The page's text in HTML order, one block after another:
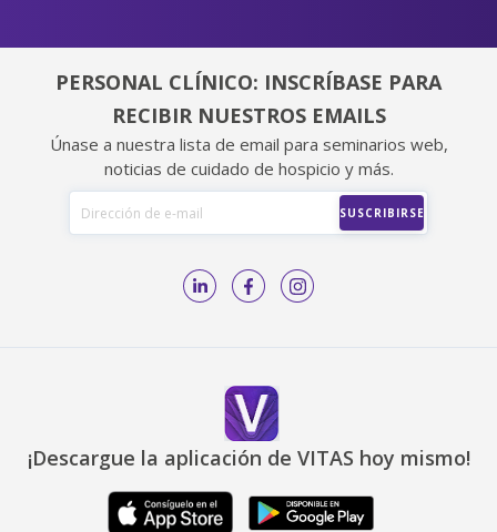
PERSONAL CLÍNICO: INSCRÍBASE PARA
RECIBIR NUESTROS EMAILS
Únase a nuestra lista de email para seminarios web,
noticias de cuidado de hospicio y más.
¡Descargue la aplicación de VITAS hoy mismo!